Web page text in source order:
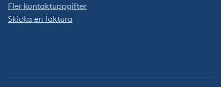
Fler kontaktuppgifter
Skicka en faktura